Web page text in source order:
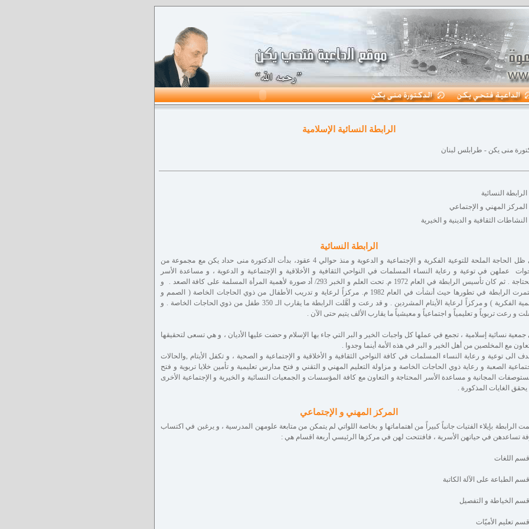
الرابطة النسائية الإسلامية
منى يكن - طرابلس لبنان
الرابطة النسائية
المركز المهني و الإجتماعي
النشاطات الثقافية و الدينية و الخيرية
الرابطة النسائية
في ظل الحاجة الملحة للتوعية الفكرية و الإجتماعية و الدعوية و منذ حوالي 4 عقود، بدأت الدكتورة منى حداد يكن مع مجموعة من
عملهن في توعية و رعاية النساء المسلمات في النواحي الثقافية و الأخلاقية و الإجتماعية و الدعوية ، و مساعدة الأسر
المحتاجة . ثم كان تأسيس الرابطة في العام 1972 م. تحت العلم و الخبر 293/ أد صورة لأهمية المرأة المسلمة على كافة الصعد . و
استمرت الرابطة في تطورها حيث أنشأت في العام 1982 م. مركزاً لرعاية و تدريب الأطفال من ذوي الحاجات الخاصة ( الصمم و
التنمية الفكرية ) و مركزاً لرعاية الأيتام المشردين . و قد رعت و أهَّلت الرابطة ما يقارب الـ 350 طفل من ذوي الحاجات الخاصة . و
و رعت تربوياً و تعليمياً و اجتماعياً و معيشياً ما يقارب الألف يتيم حتى الآن .
نسائية إسلامية ، تجمع في عملها كل واجبات الخير و البر التي جاء بها الإسلام و حضت عليها الأديان ، و هي تسعى لتحقيقها
مع المخلصين من أهل الخير و البر في هذه الأمة أينما وجدوا .
الى توعية و رعاية النساء المسلمات في كافة النواحي الثقافية و الأخلاقية و الإجتماعية و الصحية ، و تكفل الأيتام ,والحالات
الصعبة و رعاية ذوي الحاجات الخاصة و مزاولة التعليم المهني و التقني و فتح مدارس تعليمية و تأمين خلايا تربوية و فتح
المجانية و مساعدة الأسر المحتاجة و التعاون مع كافة المؤسسات و الجمعيات النسائية و الخيرية و الإجتماعية الأخرى
يحقق الغايات المذكورة .
المركز المهني و الإجتماعي
الرابطة بإيلاء الفتيات جانباً كبيراً من اهتماماتها و بخاصة اللواتي لم يتمكن من متابعة علومهن المدرسية ، و يرغبن في اكتساب
تساعدهن في حياتهن الأسرية ، فافتتحت لهن في مركزها الرئيسي أربعة اقسام هي :